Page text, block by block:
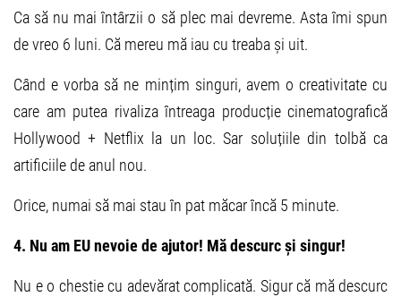
Ca să nu mai întârzii o să plec mai devreme. Asta îmi spun
de vreo 6 luni. Că mereu mă iau cu treaba și uit.
Când e vorba să ne mințim singuri, avem o creativitate cu
care am putea rivaliza întreaga producție cinematografică
Hollywood + Netflix la un loc. Sar soluțiile din tolbă ca
artificiile de anul nou.
Orice, numai să mai stau în pat măcar încă 5 minute.
4. Nu am EU nevoie de ajutor! Mă descurc și singur!
Nu e o chestie cu adevărat complicată. Sigur că mă descurc